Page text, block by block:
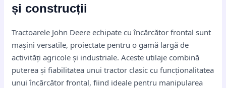
și construcții
Tractoarele John Deere echipate cu încărcător frontal sunt
mașini versatile, proiectate pentru o gamă largă de
activități agricole și industriale. Aceste utilaje combină
puterea și fiabilitatea unui tractor clasic cu funcționalitatea
unui încărcător frontal, fiind ideale pentru manipularea